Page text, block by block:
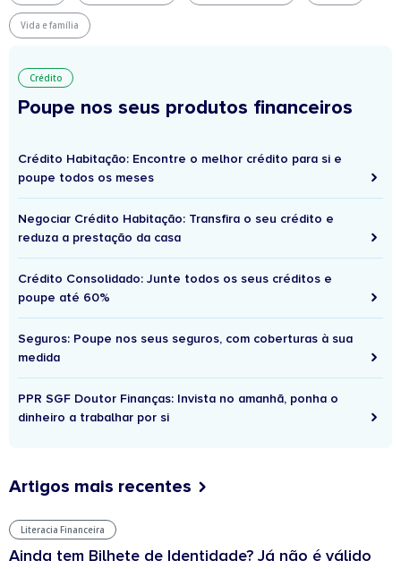
Vida e família
Crédito
Poupe nos seus produtos financeiros
Crédito Habitação: Encontre o melhor crédito para si e
poupe todos os meses
Negociar Crédito Habitação: Transfira o seu crédito e
reduza a prestação da casa
Crédito Consolidado: Junte todos os seus créditos e
poupe até 60%
Seguros: Poupe nos seus seguros, com coberturas à sua
medida
PPR SGF Doutor Finanças: Invista no amanhã, ponha o
dinheiro a trabalhar por si
Artigos mais recentes
Literacia Financeira
Ainda tem Bilhete de Identidade? Já não é válido